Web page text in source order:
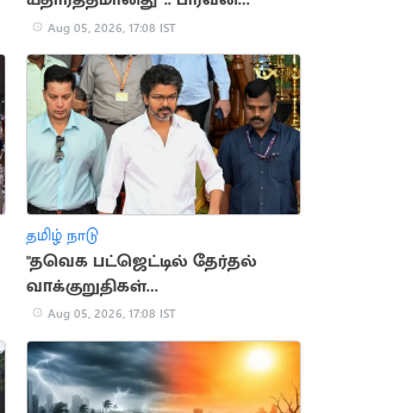
சக்ரவர்த்தி கருத்து
Aug 05, 2026, 17:08 IST
தமிழ் நாடு
"தவெக பட்ஜெட்டில் தேர்தல்
வாக்குறுதிகள்
இடம்பெறவில்லை".. முகமது
முபாரக்
Aug 05, 2026, 17:08 IST